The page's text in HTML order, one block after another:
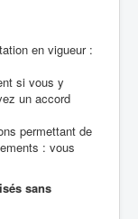
en vigueur :
si vous y
un accord
permettant de
: vous
sans